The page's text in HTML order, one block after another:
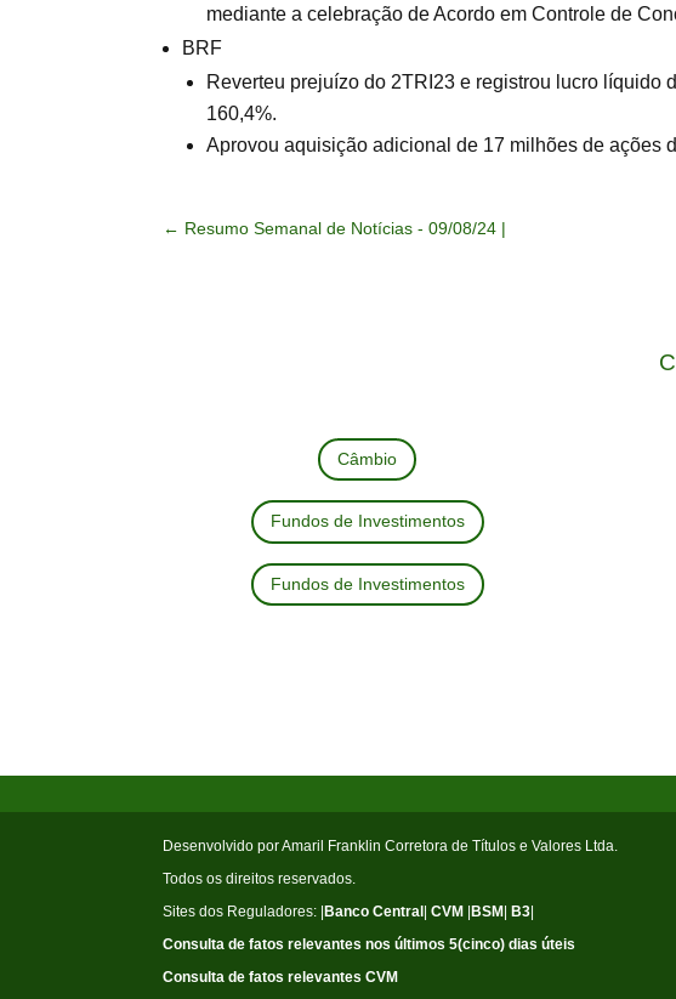
mediante a celebração de Acordo em Controle de
BRF
Reverteu prejuízo do 2TRI23 e registrou lucro
160,4%.
Aprovou aquisição adicional de 17 milhões de ações
← Resumo Semanal de Notícias - 09/08/24 |
Câmbio
Fundos de Investimentos
Fundos de Investimentos
Desenvolvido por Amaril Franklin Corretora de Títulos e Valores Ltda.
Todos os direitos reservados.
Sites dos Reguladores: |Banco Central| CVM |BSM| B3|
Consulta de fatos relevantes nos últimos 5(cinco) dias úteis
Consulta de fatos relevantes CVM